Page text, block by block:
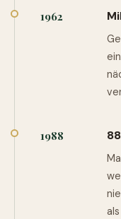
1962
1988